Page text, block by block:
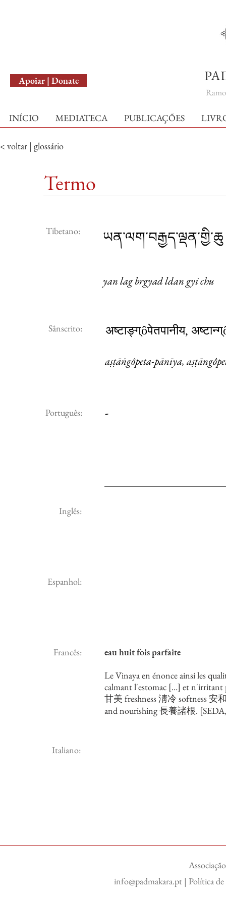
Apoiar | Donate
INÍCIO MEDIATECA PUBLICAÇÕES
< voltar | glossário
Termo
Tibetano: ཡན་ལག་བརྒྱད་ལྡན་གྱི་ཆུ
yan lag brgyad ldan gyi chu
Sânscrito: अष्टाङ्ग्ôपेतपानीय,
aṣṭāṅgôpeta-pānīya,
Português: -
Inglês:
Espanhol:
Francês:
eau huit fois parfaite
Le Vinaya en énonce ainsi les
calmant l'estomac […] et n'irritant
⽢美 freshness 淸冷 softness 安
and nourishing ⾧養諸根.
Italiano:
info@padmakara.pt | Política